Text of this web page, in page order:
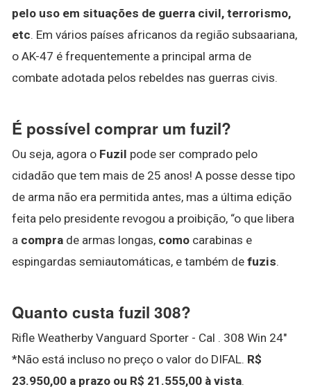
pelo uso em situações de guerra civil, terrorismo,
etc. Em vários países africanos da região subsaariana,
o AK-47 é frequentemente a principal arma de
combate adotada pelos rebeldes nas guerras civis.
É possível comprar um fuzil?
Ou seja, agora o Fuzil pode ser comprado pelo
cidadão que tem mais de 25 anos! A posse desse tipo
de arma não era permitida antes, mas a última edição
feita pelo presidente revogou a proibição, “o que libera
a compra de armas longas, como carabinas e
espingardas semiautomáticas, e também de fuzis.
Quanto custa fuzil 308?
Rifle Weatherby Vanguard Sporter - Cal . 308 Win 24"
*Não está incluso no preço o valor do DIFAL. R$
23.950,00 a prazo ou R$ 21.555,00 à vista.